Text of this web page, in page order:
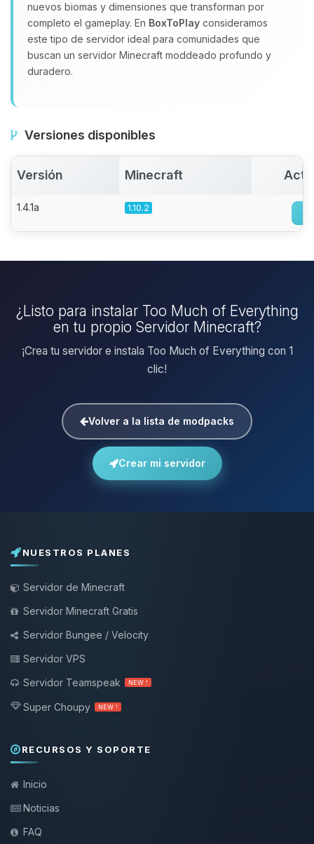
nuevos biomas y dimensiones que transforman por
completo el gameplay. En BoxToPlay consideramos
este tipo de servidor ideal para comunidades que
buscan un servidor Minecraft moddeado profundo y
duradero.
Versiones disponibles
Versión Minecraft
1.4.1a 1.10.2
¿Listo para instalar Too Much of Everything
en tu propio Servidor Minecraft?
¡Crea tu servidor e instala Too Much of Everything con 1
clic!
Volver a la lista de modpacks
Crear mi servidor
NUESTROS PLANES
Servidor de Minecraft
Servidor Minecraft Gratis
Servidor Bungee / Velocity
Servidor VPS
Servidor Teamspeak
NEW !
Super Choupy NEW !
RECURSOS Y SOPORTE
Inicio
Noticias
FAQ